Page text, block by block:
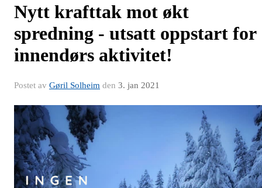
Nytt krafttak mot økt
spredning - utsatt oppstart for
innendørs aktivitet!
Postet av Gøril Solheim den 3. jan 2021